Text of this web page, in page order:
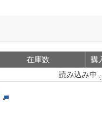
在庫数
購
読み込み中